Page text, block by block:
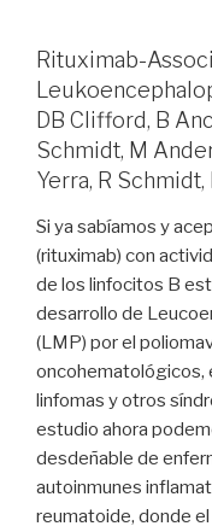
Rituximab-
DB Clifford, B
Schmidt, M
Yerra, R
Si ya sabíamos y
(rituximab) con
de los linfocitos B
desarrollo de
(LMP) por el
oncohematológicos,
linfomas y otros
estudio ahora
desdeñable de
autoinmunes
reumatoide, donde